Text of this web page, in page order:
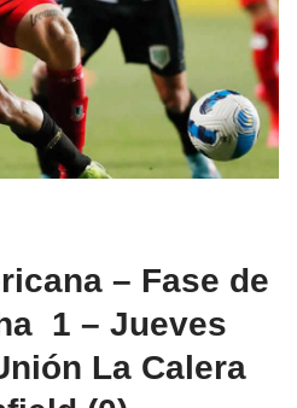
– Fase de
1 – Jueves
La Calera